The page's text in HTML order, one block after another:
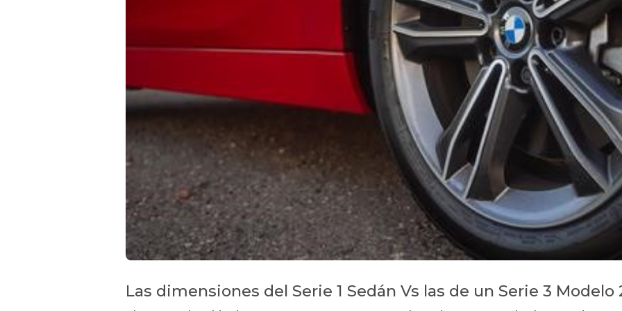
Las dimensiones del Serie 1 Sedán Vs las de un Serie 3 Modelo